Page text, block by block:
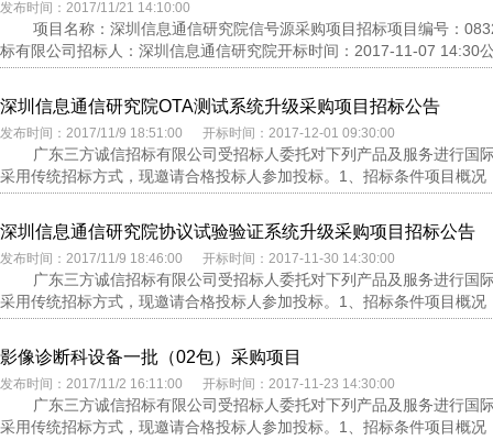
发布时间：2017/11/21 14:10:00
项目名称：深圳信息通信研究院信号源采购项目招标项目编号：
标有限公司招标人：深圳信息通信研究院开标时间：2017-11-07 14:30
深圳信息通信研究院OTA测试系统升级采购项目招标公告
发布时间：2017/11/9 18:51:00 开标时间：2017-12-01 09:30:00
广东三方诚信招标有限公司受招标人委托对下列产品及服务进行
采用传统招标方式，现邀请合格投标人参加投标。1、招标条件项目概况
深圳信息通信研究院协议试验验证系统升级采购项目招标公告
发布时间：2017/11/9 18:46:00 开标时间：2017-11-30 14:30:00
广东三方诚信招标有限公司受招标人委托对下列产品及服务进行
采用传统招标方式，现邀请合格投标人参加投标。1、招标条件项目概况
影像诊断科设备一批（02包）采购项目
发布时间：2017/11/2 16:11:00 开标时间：2017-11-23 14:30:00
广东三方诚信招标有限公司受招标人委托对下列产品及服务进行
采用传统招标方式，现邀请合格投标人参加投标。1、招标条件项目概况